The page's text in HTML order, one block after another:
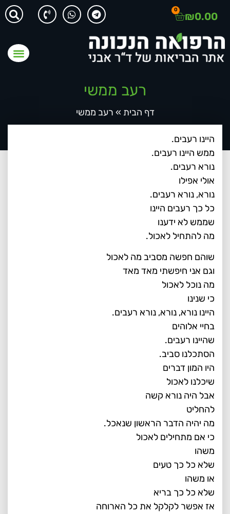
₪0.00
0
רעב ממשי
דף הבית » רעב ממשי
היינו רעבים.
ממש היינו רעבים.
נורא רעבים.
אולי אפילו
נורא, נורא רעבים.
כל כך רעבים היינו
שממש לא ידענו
מה להתחיל לאכול.
שוהם חפשה מסביב מה לאכול
וגם אני חיפשתי מאד מאד
מה נוכל לאכול
כי שנינו
היינו נורא, נורא, נורא רעבים.
בחיי אלוהים
שהיינו רעבים.
הסתכלנו סביב.
היו המון דברים
שיכלנו לאכול
אבל היה נורא קשה
להחליט
מה יהיה הדבר הראשון שנאכל.
כי אם מתחילים לאכול
משהו
שלא כל כך טעים
או משהו
שלא כל כך בריא
אז אפשר לקלקל את כל הארוחה